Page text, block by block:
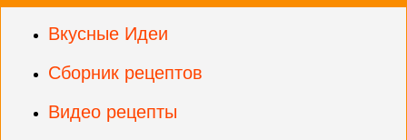
Вкусные Идеи
Сборник рецептов
Видео рецепты